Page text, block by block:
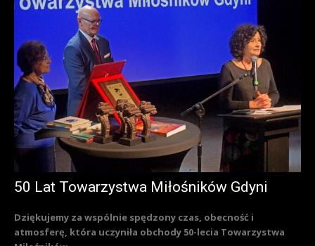
50 Lat Towarzystwa Miłośników Gdyni
Dziękujemy za wspólnie spędzony czas, obecność i
atmosferę, która uczyniła obchody 50-lecia Towarzystwa